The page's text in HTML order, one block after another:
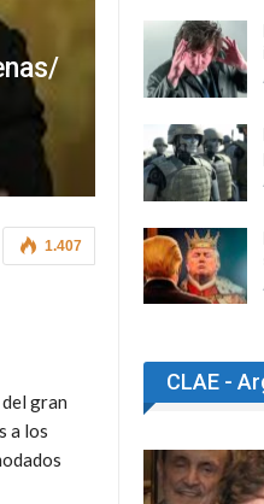
1.407
gran
a los
CLAE -